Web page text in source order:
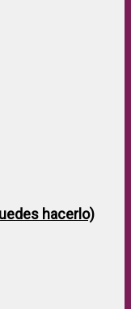
hacerlo)